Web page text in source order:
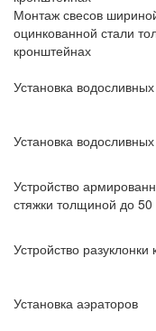
Монтаж свесов
оцинкованной стали
кронштейнах
Установка
Установка
Устройство
стяжки толщиной до
Устройство разуклонки
Установка аэраторов